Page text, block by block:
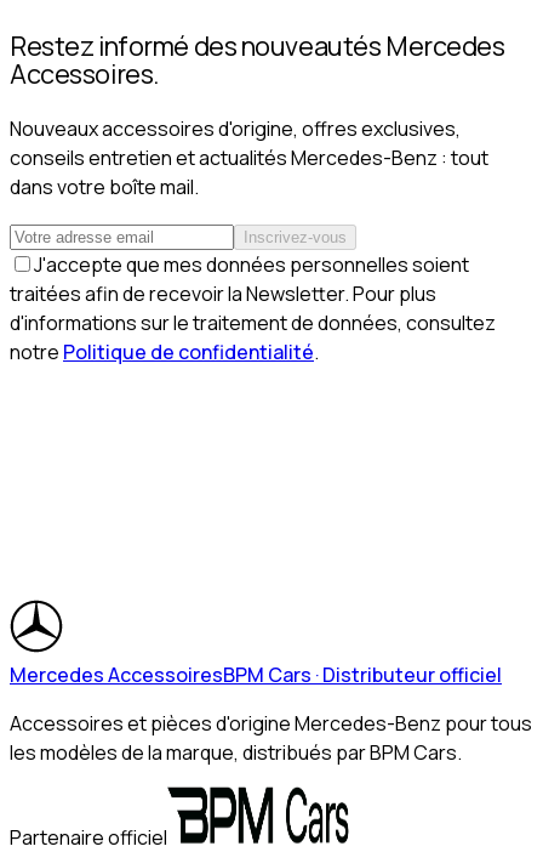
Restez informé des nouveautés Mercedes
Accessoires.
Nouveaux accessoires d'origine, offres exclusives,
conseils entretien et actualités Mercedes-Benz : tout
dans votre boîte mail.
Inscrivez-vous
J'accepte que mes données personnelles soient
traitées afin de recevoir la Newsletter. Pour plus
d'informations sur le traitement de données, consultez
notre Politique de confidentialité.
Mercedes AccessoiresBPM Cars · Distributeur officiel
Accessoires et pièces d'origine Mercedes-Benz pour tous
les modèles de la marque, distribués par BPM Cars.
Partenaire officiel